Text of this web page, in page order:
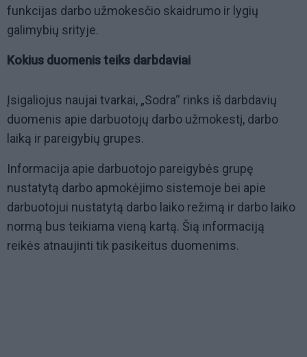
funkcijas darbo užmokesčio skaidrumo ir lygių
galimybių srityje.
Kokius duomenis teiks darbdaviai
Įsigaliojus naujai tvarkai, „Sodra“ rinks iš darbdavių
duomenis apie darbuotojų darbo užmokestį, darbo
laiką ir pareigybių grupes.
Informacija apie darbuotojo pareigybės grupę
nustatytą darbo apmokėjimo sistemoje bei apie
darbuotojui nustatytą darbo laiko režimą ir darbo laiko
normą bus teikiama vieną kartą. Šią informaciją
reikės atnaujinti tik pasikeitus duomenims.